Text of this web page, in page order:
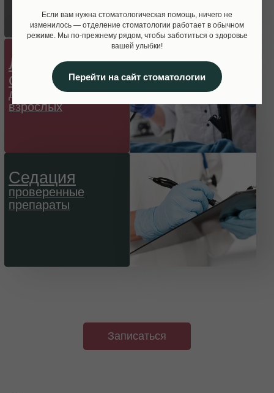
Если вам нужна стоматологическая помощь, ничего не
изменилось — отделение стоматологии работает в обычном
режиме. Мы по-прежнему рядом, чтобы заботиться о здоровье
вашей улыбки!
Перейти на сайт стоматологии
Записаться